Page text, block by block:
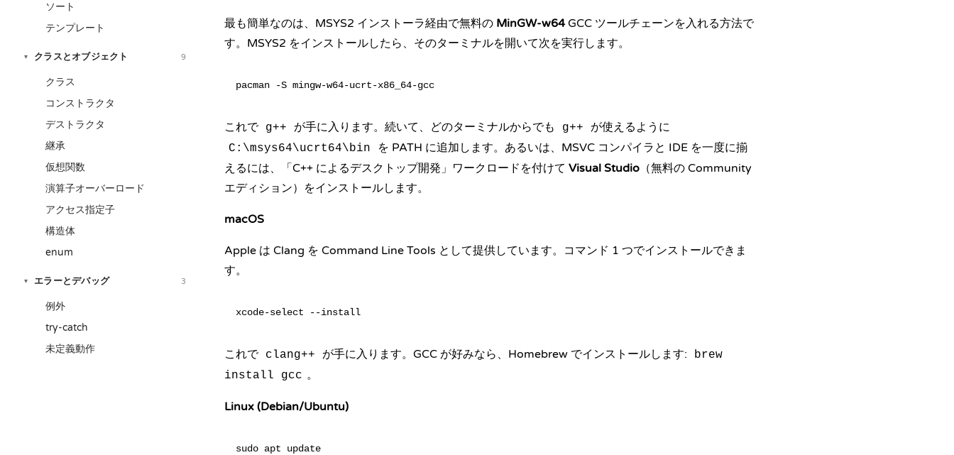
ソート
テンプレート
▾ クラスとオブジェクト 9
クラス
コンストラクタ
デストラクタ
継承
仮想関数
演算子オーバーロード
アクセス指定子
構造体
enum
▾ エラーとデバッグ 3
例外
try-catch
未定義動作
最も簡単なのは、 MSYS2 インストーラ経由で無料の MinGW-w64GCC ツールチェーンを入れる方法で
す。MSYS2 をインストールしたら、そのターミナルを開いて次を実行します。
これで g++ が手に入ります。続いて、どのターミナルからでも g++ が使えるように
C:\msys64\ucrt64\bin
を PATH に追加します。あるいは、MSVC コンパイラと IDE を一度に揃
えるには、「C++ によるデスクトップ開発」ワークロードを付けて Visual Studio （無料の Community
エディション）をインストールします。
macOS
Apple は Clang を Command Line Tools として提供しています。コマンド 1 つでインストールできま
す。
これで clang++ が手に入ります。GCC が好みなら、 Homebrew でインストールします:
brew
install gcc 。
Linux (Debian/Ubuntu)
sudo apt update